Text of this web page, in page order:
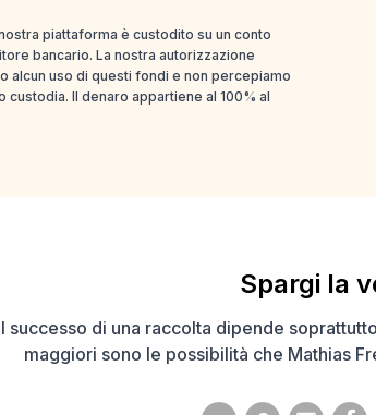
piattaforma è custodito su un conto
bancario. La nostra autorizzazione
alcun uso di questi fondi e non percepiamo
custodia. Il denaro appartiene al 100% al
Spargi la
successo di una raccolta dipende
maggiori sono le possibilità che Mathias